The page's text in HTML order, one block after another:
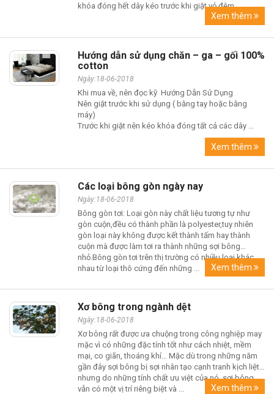
khóa đóng hết dây kéo trước khi giặt vỏ đệm....
Xem thêm
Hướng dẫn sử dụng chăn – ga – gối 100%
cotton
Ngày:18-06-2018
Khi mua về, nên đọc kỹ Hướng Dẫn Sử Dụng
Nên giặt trước khi sử dụng ( bằng tay hoặc bằng
máy)
Trước khi giặt nên kéo khóa đóng tất cả các dây ...
Xem thêm
Các loại bông gòn ngày nay
Ngày:18-06-2018
Bông gòn tơi: Loại gòn này chất liệu tương tự như
gòn cuộn,đều có thành phần là polyester,tuy nhiên
gòn loại này không được kết thành tấm hay thành
cuộn mà được làm tơi ra thành những sợi bông
nhỏ.Bông gòn tơi trên thị trường có nhiều loại khác
nhau từ loại thô cứng đến những ...
Xem thêm
Xơ bông trong ngành dệt
Ngày:18-06-2018
Xơ bông rất được ưa chuộng trong công nghiệp may
mặc vì có những đặc tính tốt như cách nhiệt, mềm
mại, co giãn, thoáng khí… Mặc dù trong những năm
gần đây sợi bông bị sợi nhân tạo cạnh tranh kịch liệt,
nhưng do những tính chất ưu việt của nó, sợi bông
vẫn có một vị trí riêng biệt và ...
Xem thêm